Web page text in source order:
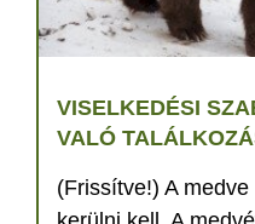
VISELKEDÉSI
VALÓ
(Frissítve!) A